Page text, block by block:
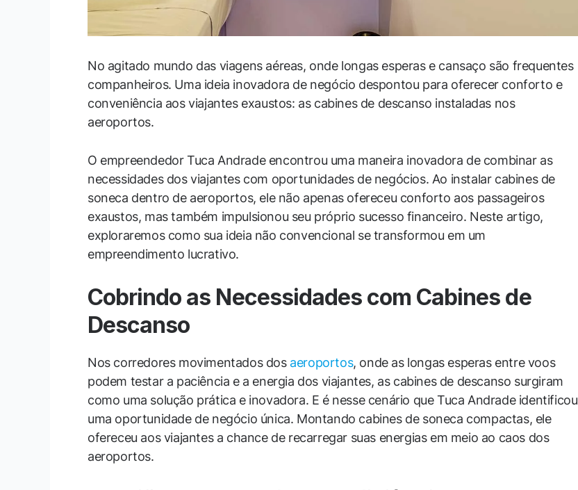
No agitado mundo das viagens aéreas, onde longas esperas e cansaço são frequentes
companheiros. Uma ideia inovadora de negócio despontou para oferecer conforto e
conveniência aos viajantes exaustos: as cabines de descanso instaladas nos
aeroportos.
O empreendedor Tuca Andrade encontrou uma maneira inovadora de combinar as
necessidades dos viajantes com oportunidades de negócios. Ao instalar cabines de
soneca dentro de aeroportos, ele não apenas ofereceu conforto aos passageiros
exaustos, mas também impulsionou seu próprio sucesso financeiro. Neste artigo,
exploraremos como sua ideia não convencional se transformou em um
empreendimento lucrativo.
Cobrindo as Necessidades com Cabines de
Descanso
Nos corredores movimentados dos aeroportos, onde as longas esperas entre voos
podem testar a paciência e a energia dos viajantes, as cabines de descanso surgiram
como uma solução prática e inovadora. E é nesse cenário que Tuca Andrade identificou
uma oportunidade de negócio única. Montando cabines de soneca compactas, ele
ofereceu aos viajantes a chance de recarregar suas energias em meio ao caos dos
aeroportos.